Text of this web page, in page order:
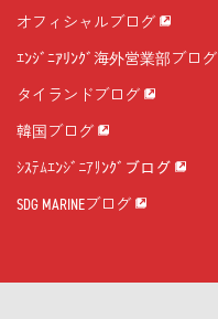
オフィシャルブログ
ｴﾝｼﾞﾆｱﾘﾝｸﾞ海外営業部ブログ
タイランドブログ
韓国ブログ
ｼｽﾃﾑｴﾝｼﾞﾆｱﾘﾝｸﾞブログ
SDG MARINEブログ